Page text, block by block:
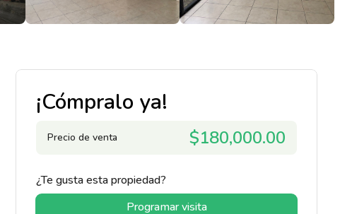
¡Cómpralo ya!
Precio de venta $180,000.00
¿Te gusta esta propiedad?
Programar visita